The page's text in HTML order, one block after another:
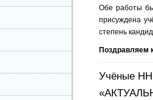
Обе работы
присуждена
степень
Поздравляем
Учёные